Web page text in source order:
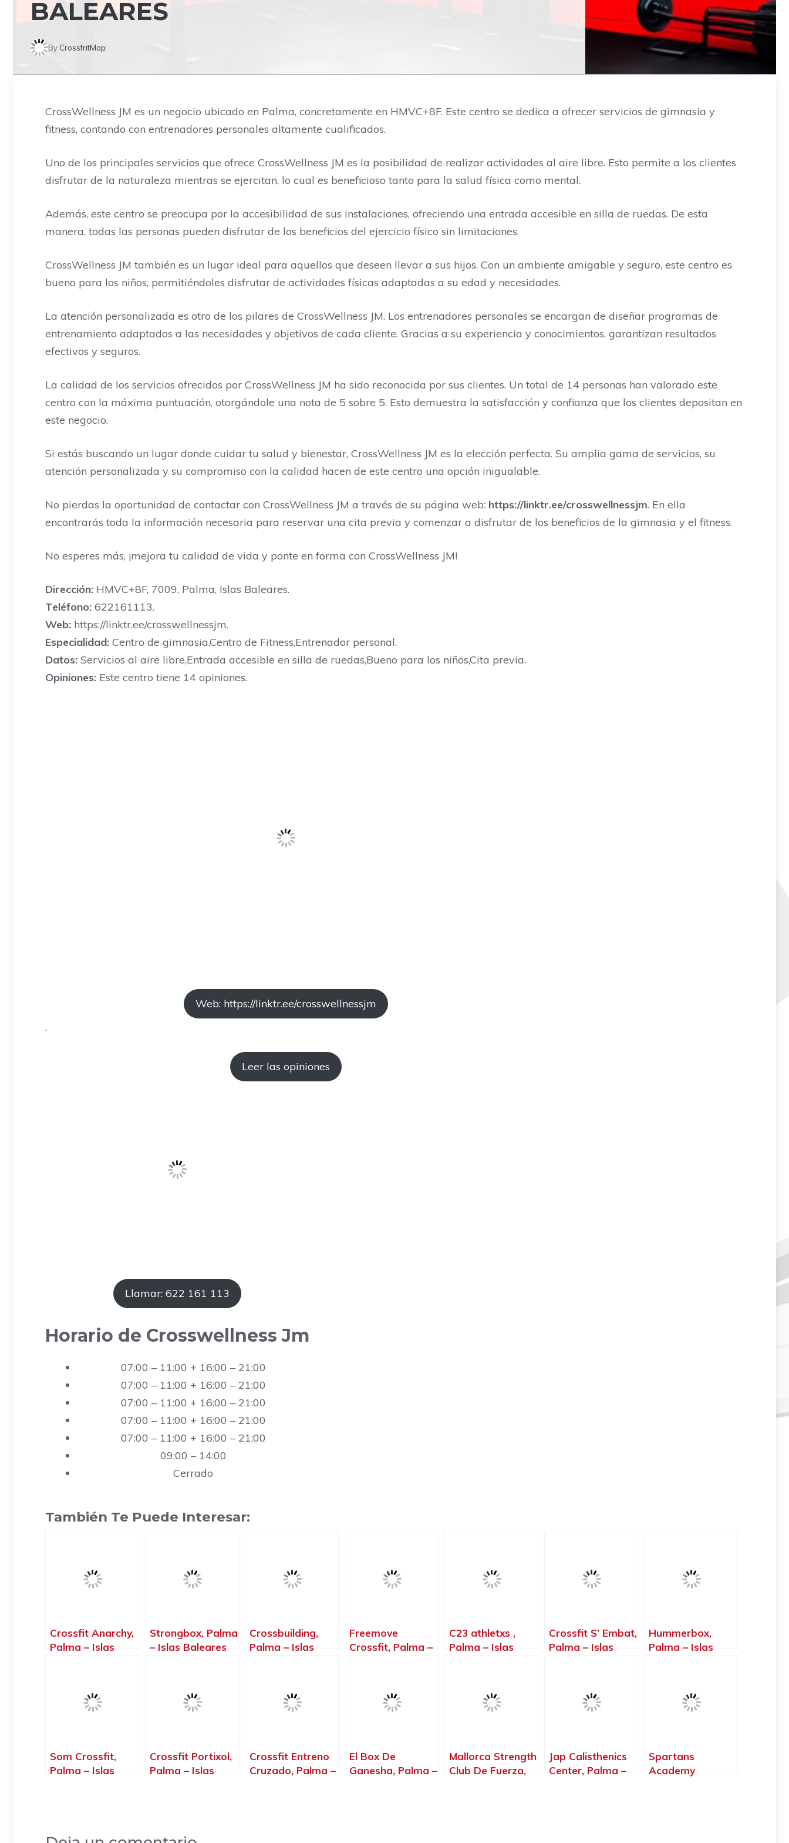
BALEARES
By CrossfritMap
CrossWellness JM es un negocio ubicado en Palma, concretamente en HMVC+8F. Este centro se dedica a ofrecer servicios de gimnasia y
fitness, contando con entrenadores personales altamente cualificados.
Uno de los principales servicios que ofrece CrossWellness JM es la posibilidad de realizar actividades al aire libre. Esto permite a los clientes
disfrutar de la naturaleza mientras se ejercitan, lo cual es beneficioso tanto para la salud física como mental.
Además, este centro se preocupa por la accesibilidad de sus instalaciones, ofreciendo una entrada accesible en silla de ruedas. De esta
manera, todas las personas pueden disfrutar de los beneficios del ejercicio físico sin limitaciones.
CrossWellness JM también es un lugar ideal para aquellos que deseen llevar a sus hijos. Con un ambiente amigable y seguro, este centro es
bueno para los niños, permitiéndoles disfrutar de actividades físicas adaptadas a su edad y necesidades.
La atención personalizada es otro de los pilares de CrossWellness JM. Los entrenadores personales se encargan de diseñar programas de
entrenamiento adaptados a las necesidades y objetivos de cada cliente. Gracias a su experiencia y conocimientos, garantizan resultados
efectivos y seguros.
La calidad de los servicios ofrecidos por CrossWellness JM ha sido reconocida por sus clientes. Un total de 14 personas han valorado este
centro con la máxima puntuación, otorgándole una nota de 5 sobre 5. Esto demuestra la satisfacción y confianza que los clientes depositan en
este negocio.
Si estás buscando un lugar donde cuidar tu salud y bienestar, CrossWellness JM es la elección perfecta. Su amplia gama de servicios, su
atención personalizada y su compromiso con la calidad hacen de este centro una opción inigualable.
No pierdas la oportunidad de contactar con CrossWellness JM a través de su página web: https://linktr.ee/crosswellnessjm. En ella
encontrarás toda la información necesaria para reservar una cita previa y comenzar a disfrutar de los beneficios de la gimnasia y el fitness.
No esperes más, ¡mejora tu calidad de vida y ponte en forma con CrossWellness JM!
Dirección: HMVC+8F, 7009, Palma, Islas Baleares.
Teléfono: 622161113.
Web: https://linktr.ee/crosswellnessjm.
Especialidad: Centro de gimnasia,Centro de Fitness,Entrenador personal.
Datos: Servicios al aire libre,Entrada accesible en silla de ruedas,Bueno para los niños,Cita previa.
Opiniones: Este centro tiene 14 opiniones.
Web: https://linktr.ee/crosswellnessjm
.
Leer las opiniones
Llamar: 622 161 113
Horario de Crosswellness Jm
07:00 – 11:00 + 16:00 – 21:00
07:00 – 11:00 + 16:00 – 21:00
07:00 – 11:00 + 16:00 – 21:00
07:00 – 11:00 + 16:00 – 21:00
07:00 – 11:00 + 16:00 – 21:00
09:00 – 14:00
Cerrado
También Te Puede Interesar:
Crossfit Anarchy,
Palma – Islas
Strongbox, Palma
– Islas Baleares
Crossbuilding,
Palma – Islas
Freemove
Crossfit, Palma –
C23 athletxs ,
Palma – Islas
Crossfit S’ Embat,
Palma – Islas
Hummerbox,
Palma – Islas
Som Crossfit,
Palma – Islas
Crossfit Portixol,
Palma – Islas
Crossfit Entreno
Cruzado, Palma –
El Box De
Ganesha, Palma –
Mallorca Strength
Club De Fuerza,
Jap Calisthenics
Center, Palma –
Spartans
Academy